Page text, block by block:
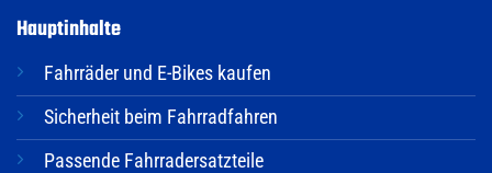
Hauptinhalte
Fahrräder und E-Bikes kaufen
Sicherheit beim Fahrradfahren
Passende Fahrradersatzteile